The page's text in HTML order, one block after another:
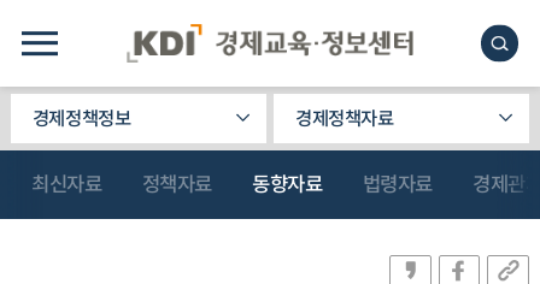
경제정책정보 경제정책자료
최신자료 정책자료 동향자료 법령자료 경제관